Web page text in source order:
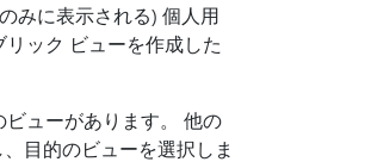
みに表示される) 個人用
ック ビューを作成した
ューがあります。 他の
目的のビューを選択しま